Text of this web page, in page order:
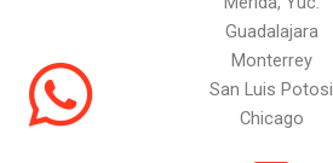
Guadalajara
Monterrey
San Luis Potosi
Chicago